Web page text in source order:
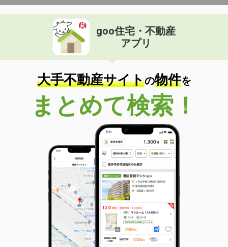
goo住宅・不動産
アプリ
大手不動産サイトの物件を
まとめて検索！